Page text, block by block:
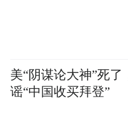
美“阴谋论大神”死了
谣“中国收买拜登”